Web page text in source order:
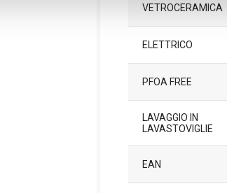
VETROCERAMICA
ELETTRICO
PFOA FREE
LAVAGGIO IN
LAVASTOVIGLIE
EAN